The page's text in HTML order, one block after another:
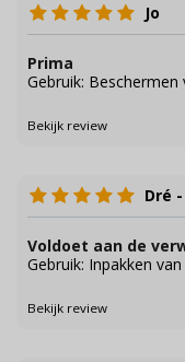
Jo
Prima
Gebruik:
Bekijk review
Dré
Voldoet aan de
Gebruik: Inpakken
Bekijk review